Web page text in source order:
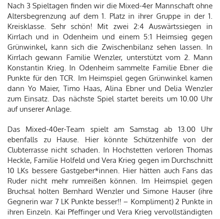
Nach 3 Spieltagen finden wir die Mixed-4er Mannschaft ohne
Altersbegrenzung auf dem 1. Platz in ihrer Gruppe in der 1.
Kreisklasse. Sehr schön! Mit zwei 2:4 Auswärtssiegen in
Kirrlach und in Odenheim und einem 5:1 Heimsieg gegen
Grünwinkel, kann sich die Zwischenbilanz sehen lassen. In
Kirrlach gewann Familie Wenzler, unterstützt vom 2. Mann
Konstantin Krieg. In Odenheim sammelte Familie Ebner die
Punkte für den TCR. Im Heimspiel gegen Grünwinkel kamen
dann Yo Maier, Timo Haas, Alina Ebner und Delia Wenzler
zum Einsatz. Das nächste Spiel startet bereits um 10.00 Uhr
auf unserer Anlage.
Das Mixed-40er-Team spielt am Samstag ab 13.00 Uhr
ebenfalls zu Hause. Hier könnte Schützenhilfe von der
Clubterrasse nicht schaden. In Hochstetten verloren Thomas
Heckle, Familie Holfeld und Vera Krieg gegen im Durchschnitt
10 LKs bessere Gastgeber*innen. Hier hätten auch Fans das
Ruder nicht mehr rumreißen können. Im Heimspiel gegen
Bruchsal holten Bernhard Wenzler und Simone Hauser (ihre
Gegnerin war 7 LK Punkte besser!! – Kompliment) 2 Punkte in
ihren Einzeln. Kai Pfeffinger und Vera Krieg vervollständigten